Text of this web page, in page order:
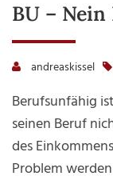
BU – Nein
andreaskissel
Berufsunfähig
seinen Beruf
des
Problem